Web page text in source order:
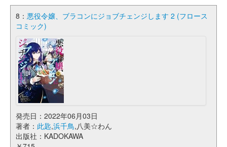
8： 悪役令嬢、ブラコンにジョブチェンジします 2 (フロース
コミック)
発売日：2022年06月03日
著者： 此匙,浜千鳥,八美☆わん
出版社：KADOKAWA